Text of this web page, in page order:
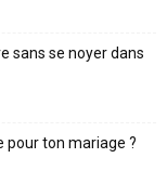
sans se noyer dans
ton mariage ?